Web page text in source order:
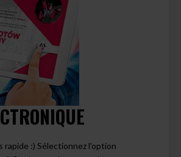
rapide :) Sélectionnez l'option